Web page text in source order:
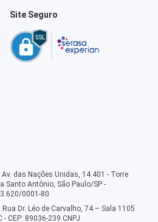
Site Seguro
das Nações Unidas, 14.401 - Torre
Santo Antônio, São Paulo/SP -
0001-80
Dr. Léo de Carvalho, 74 – Sala 1105
CEP: 89036-239 CNPJ